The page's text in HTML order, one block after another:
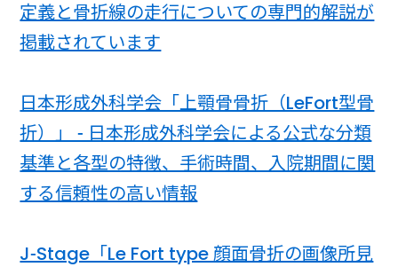
定義と骨折線の走行についての専門的解説が
掲載されています
日本形成外科学会「上顎骨骨折（LeFort型骨
折）」 - 日本形成外科学会による公式な分類
基準と各型の特徴、手術時間、入院期間に関
する信頼性の高い情報
J-Stage「Le Fort type 顔面骨折の画像所見